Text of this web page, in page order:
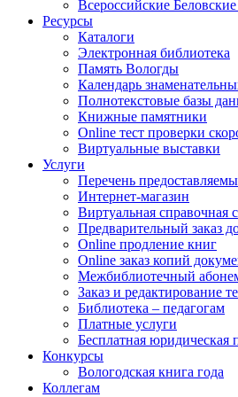
Всероссийские
Ресурсы
Каталоги
Электронная библиотека
Память Вологды
Календарь
Полнотекстовые базы
Книжные памятники
Online тест проверки
Виртуальные выставки
Услуги
Перечень
Интернет-магазин
Виртуальная справочная
Предварительный заказ
Online продление книг
Online заказ копий
Межбиблиотечный
Заказ и редактирование
Библиотека – педагогам
Платные услуги
Бесплатная юридическая
Конкурсы
Вологодская книга года
Коллегам